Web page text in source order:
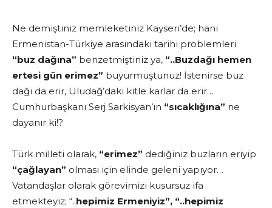
Ne demiştiniz memleketiniz Kayseri’de; hani
Ermenistan-Türkiye arasındaki tarihi problemleri
“buz dağına” benzetmiştiniz ya, “..Buzdağı hemen
ertesi gün erimez” buyurmuştunuz! İstenirse buz
dağı da erir, Uludağ’daki kitle karlar da erir…
Cumhurbaşkanı Serj Sarkisyan’ın “sıcaklığına” ne
dayanır ki!?
Türk milleti olarak, “erimez” dediğiniz buzların eriyip
“çağlayan” olması için elinde geleni yapıyor…
Vatandaşlar olarak görevimizi kusursuz ifa
etmekteyiz; “..hepimiz Ermeniyiz”, “..hepimiz